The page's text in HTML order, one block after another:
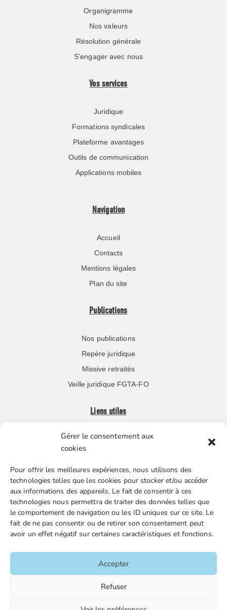
Gérer le consentement aux
cookies
Pour offrir les meilleures expériences, nous utilisons des
technologies telles que les cookies pour stocker et/ou accéder
aux informations des appareils. Le fait de consentir à ces
technologies nous permettra de traiter des données telles que
le comportement de navigation ou les ID uniques sur ce site. Le
fait de ne pas consentir ou de retirer son consentement peut
avoir un effet négatif sur certaines caractéristiques et fonctions.
Accepter
Refuser
Organigramme
Nos valeurs
Résolution générale
S’engager avec nous
Vos services
Juridique
Formations syndicales
Plateforme avantages
Outils de communication
Applications mobiles
Navigation
Accueil
Contacts
Mentions légales
Plan du site
Publications
Nos publications
Repère juridique
Missive retraités
Veille juridique FGTA-FO
Liens utiles
Boutique en ligne
Nos partenaires
Gestion des cookies
FGTA-FO / 15 avenue Victor Hugo – 92170 Vanves / 01 86
Accueil
Contacts